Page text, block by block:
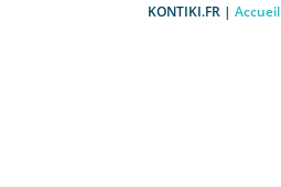
KONTIKI.FR |Accueil